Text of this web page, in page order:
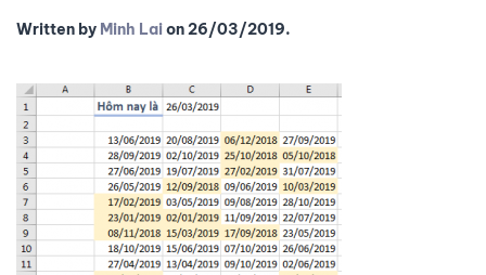
Written by Minh Laion26/03/2019.